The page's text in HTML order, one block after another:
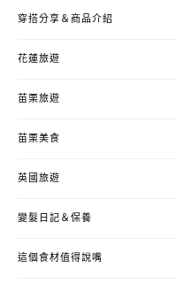
穿搭分享＆商品介紹
花蓮旅遊
苗栗旅遊
苗栗美食
英國旅遊
變髮日記＆保養
這個食材值得說嘴